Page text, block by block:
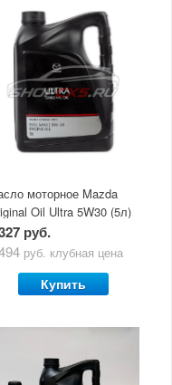
моторное Mazda
Oil Ultra 5W30 (5л)
руб.
руб. клубная цена
Купить